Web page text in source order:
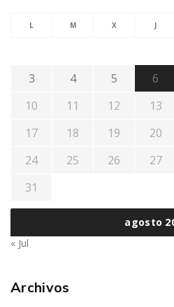
agosto
L M X J
3
4 5 6
10
11 12 13
17
18 19 20
24
25 26 27
31
« Jul
Archivos